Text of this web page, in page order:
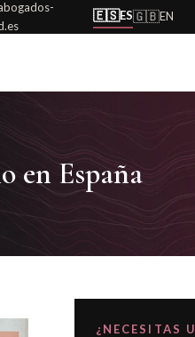
🇪🇸ES🇬🇧EN
en España
¿NECESITAS